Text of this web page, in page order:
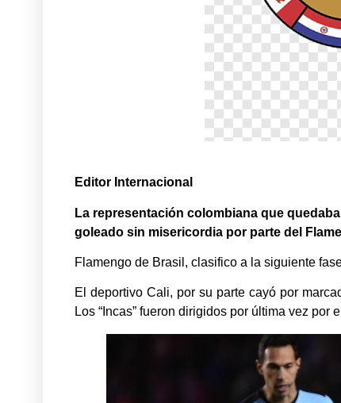
Editor Internacional
La representación colombiana que
goleado sin misericordia por parte del
Flamengo de Brasil, clasifico a la siguiente
El deportivo Cali, por su parte cayó por
Los “Incas” fueron dirigidos por última vez